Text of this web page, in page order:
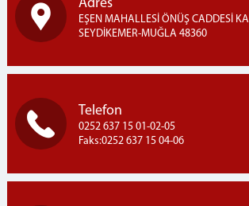
Adres
EŞEN MAHALLESİ ÖNÜŞ CADDESİ
SEYDİKEMER-MUĞLA 48360
Telefon
0252 637 15 01-02-05
Faks:0252 637 15 04-06